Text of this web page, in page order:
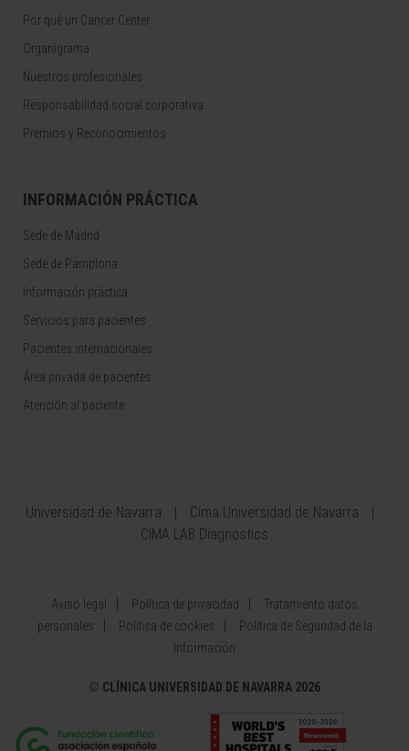
Por qué un Cancer Center
Organigrama
Nuestros profesionales
Responsabilidad social corporativa
Premios y Reconocimientos
INFORMACIÓN PRÁCTICA
Sede de Madrid
Sede de Pamplona
Información práctica
Servicios para pacientes
Pacientes internacionales
Área privada de pacientes
Atención al paciente
Universidad de Navarra
Cima Universidad de Navarra
CIMA LAB Diagnostics
Aviso legal Política de privacidad
Tratamiento datos
personales
Política de cookies
Política de Seguridad de la
Información
© CLÍNICA UNIVERSIDAD DE NAVARRA 2026